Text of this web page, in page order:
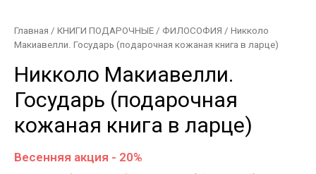
Главная / КНИГИ ПОДАРОЧНЫЕ / ФИЛОСОФИЯ / Никколо
Макиавелли. Государь (подарочная кожаная книга в ларце)
Никколо Макиавелли.
Государь (подарочная
кожаная книга в ларце)
Весенняя акция - 20%